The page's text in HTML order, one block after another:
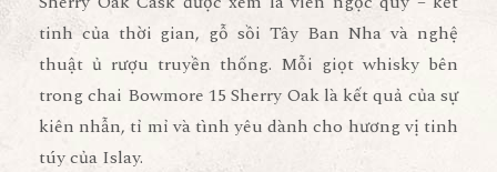
tinh của thời gian, gỗ sồi Tây Ban Nha và nghệ
thuật ủ rượu truyền thống. Mỗi giọt whisky bên
trong chai Bowmore 15 Sherry Oak là kết quả của sự
kiên nhẫn, tỉ mỉ và tình yêu dành cho hương vị tinh
túy của Islay.